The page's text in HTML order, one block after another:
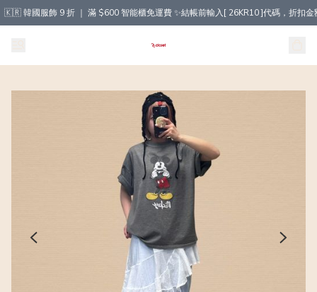
🇰🇷 韓國服飾 9 折 ｜ 滿 $600 智能櫃免運費 ✨結帳前輸入[ 26KR10 ]代碼，折扣金